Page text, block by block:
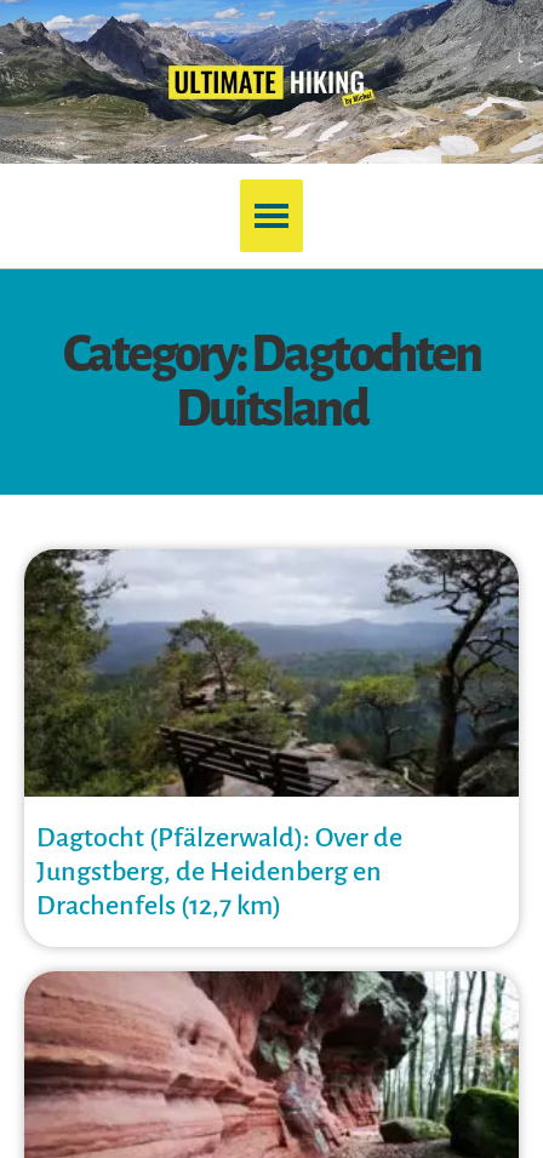
Category: Dagtochten
Duitsland
Dagtocht (Pfälzerwald): Over de
Jungstberg, de Heidenberg en
Drachenfels (12,7 km)